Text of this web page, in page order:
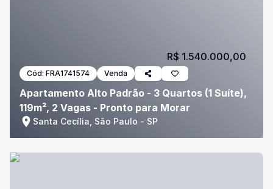
Cód: FRA1741574 Venda
Apartamento Alto Padrão - 3 Quartos (1 Suíte),
119m², 2 Vagas - Pronto para Morar
Santa Cecília, São Paulo - SP
R$ 1.540.000,00